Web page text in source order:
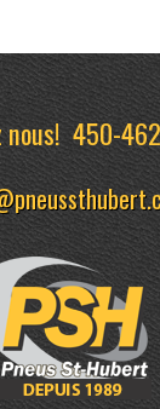
nous!450-